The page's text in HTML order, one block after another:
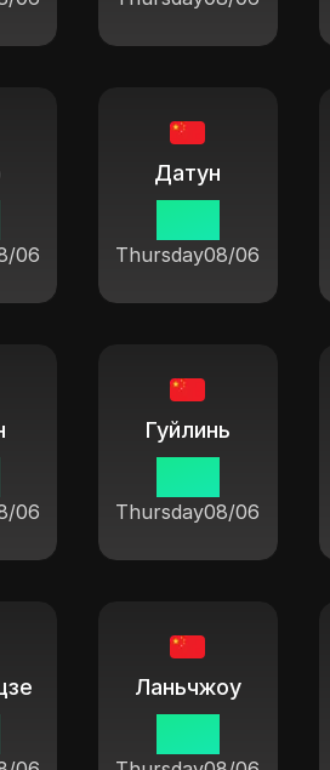
06
Датун
Thursday08/06
06
Гуйлинь
Thursday08/06
Ланьчжоу